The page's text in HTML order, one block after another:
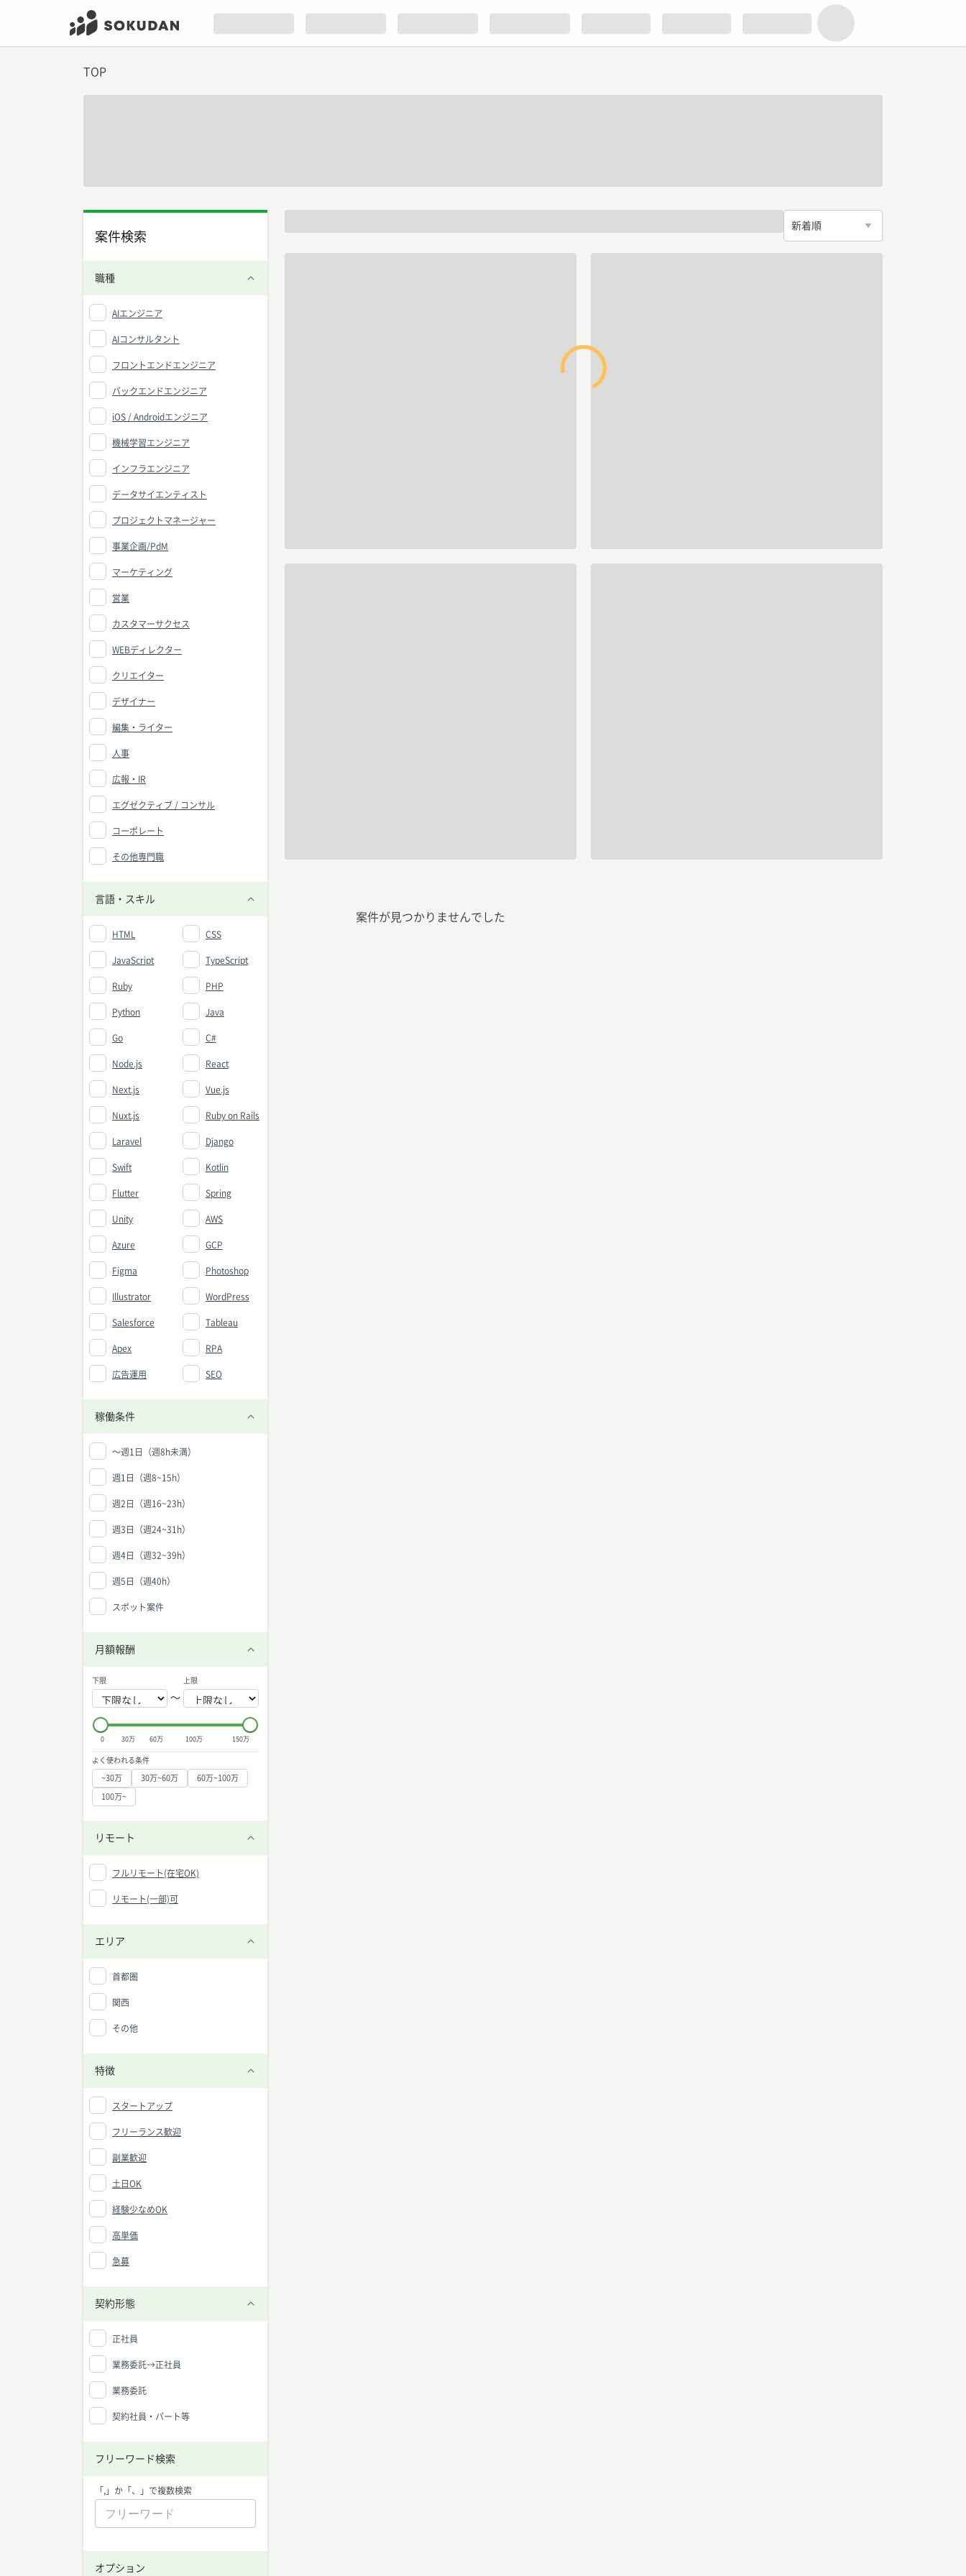
TOP
案件が見つかりませんでした
案件検索
職種
AIエンジニア
AIコンサルタント
フロントエンドエンジニア
バックエンドエンジニア
iOS / Androidエンジニア
機械学習エンジニア
インフラエンジニア
データサイエンティスト
プロジェクトマネージャー
事業企画/PdM
マーケティング
営業
カスタマーサクセス
WEBディレクター
クリエイター
デザイナー
編集・ライター
人事
広報・IR
エグゼクティブ / コンサル
コーポレート
その他専門職
言語・スキル
HTML CSS
JavaScript TypeScript
Ruby PHP
Python Java
Go C#
Node.js React
Next.js Vue.js
Nuxt.js Ruby on Rails
Laravel Django
Swift Kotlin
Flutter Spring
Unity AWS
Azure GCP
Figma Photoshop
Illustrator WordPress
Salesforce Tableau
Apex RPA
広告運用 SEO
稼働条件
〜週1日（週8h未満）
週1日（週8~15h）
週2日（週16~23h）
週3日（週24~31h）
週4日（週32~39h）
週5日（週40h）
スポット案件
月額報酬
下限
〜
上限
0 30万 60万 100万 150万
よく使われる条件
~30万 30万~60万 60万~100万
100万~
リモート
フルリモート(在宅OK)
リモート(一部)可
エリア
首都圏
関西
その他
特徴
スタートアップ
フリーランス歓迎
副業歓迎
土日OK
経験少なめOK
高単価
急募
契約形態
正社員
業務委託→正社員
業務委託
契約社員・パート等
フリーワード検索
「,」か「、」で複数検索
オプション